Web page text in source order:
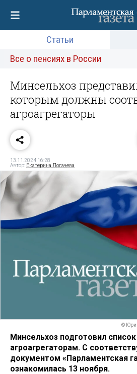
Статьи
Все о пенсиях в России
Минсельхоз
которым должны
агроагрегаторы
13.11.2024 16:28
Автор: Екатерина Логачева
©
Минсельхоз подготовил
агроагрегаторам. С
документом «Парламентская
ознакомилась 13 ноября.